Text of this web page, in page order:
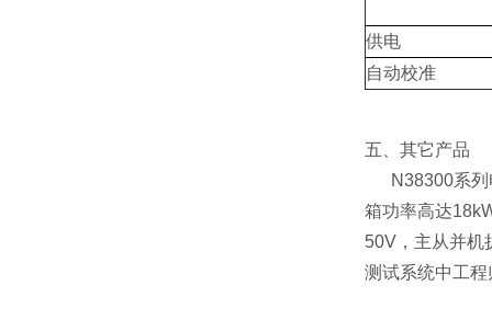
供电
自动校准
五、其它产品
N38300系列
箱功率高达
50V，主从并机
测试系统中工